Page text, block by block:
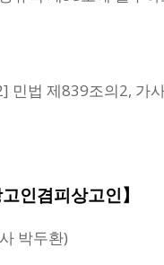
민법 제839조의2, 가
인겸피상고인】
박두환)